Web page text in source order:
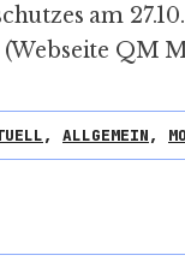
am
Webseite QM
, ALLGEMEIN,